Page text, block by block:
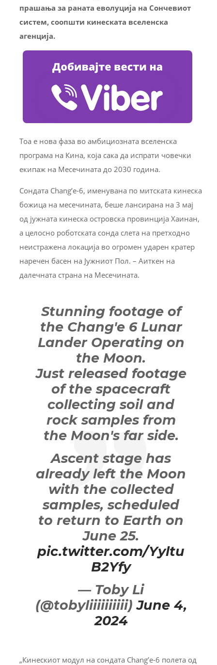
прашања за раната еволуција на Сончевиот
систем, соопшти кинеската вселенска
агенција.
Тоа е нова фаза во амбициозната вселенска
програма на Кина, која сака да испрати човечки
екипаж на Месечината до 2030 година.
Сондата Chang’e-6, именувана по митската кинеска
божица на месечината, беше лансирана на 3 мај
од јужната кинеска островска провинција Хаинан,
а целосно роботската сонда слета на претходно
неистражена локација во огромен ударен кратер
наречен басен на Јужниот Пол. – Аиткен на
далечната страна на Месечината.
Stunning footage of
the Chang'e 6 Lunar
Lander Operating on
the Moon.
Just released footage
of the spacecraft
collecting soil and
rock samples from
the Moon's far side.
Ascent stage has
already left the Moon
with the collected
samples, scheduled
to return to Earth on
June 25.
pic.twitter.com/Yyltu
B2Yfy
— Toby Li
(@tobyliiiiiiiiii)June 4,
2024
„Кинескиот модул на сондата Chang’e-6 полета од